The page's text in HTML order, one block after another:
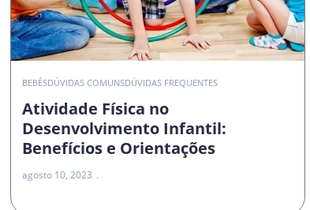
BEBÊSDÚVIDAS COMUNSDÚVIDAS FREQUENTES
Atividade Física no
Desenvolvimento Infantil:
Benefícios e Orientações
agosto 10, 2023